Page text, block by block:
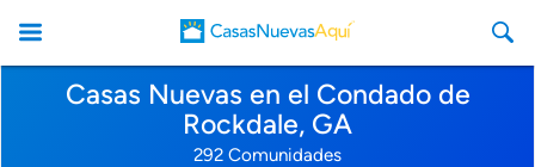
Casas Nuevas en el Condado de
Rockdale, GA
292 Comunidades